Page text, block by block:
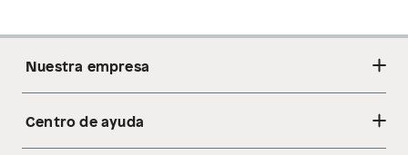
Nuestra empresa
Acerca de nosotros
Centro de ayuda